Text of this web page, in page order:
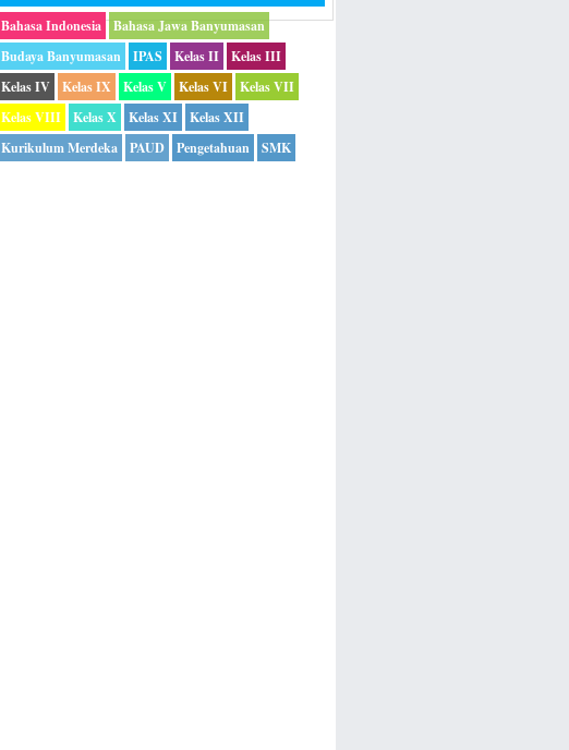
Bahasa Indonesia
Bahasa Jawa Banyumasan
Budaya Banyumasan
IPAS Kelas II
Kelas III
Kelas IV
Kelas IX Kelas V Kelas VI
Kelas VII
Kelas VIII
Kelas X Kelas XI
Kelas XII
Kurikulum Merdeka
PAUD Pengetahuan SMK